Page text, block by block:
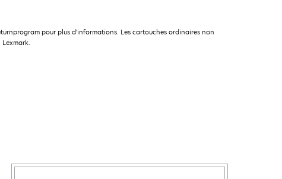
pour plus d'informations. Les cartouches ordinaires non